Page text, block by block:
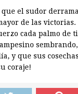
que el sudor
de las victorias.
cada palmo de
y que sus
coraje!